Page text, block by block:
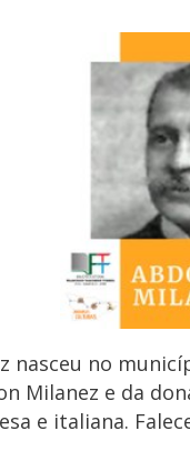
nasceu no
Milanez e da
e italiana.